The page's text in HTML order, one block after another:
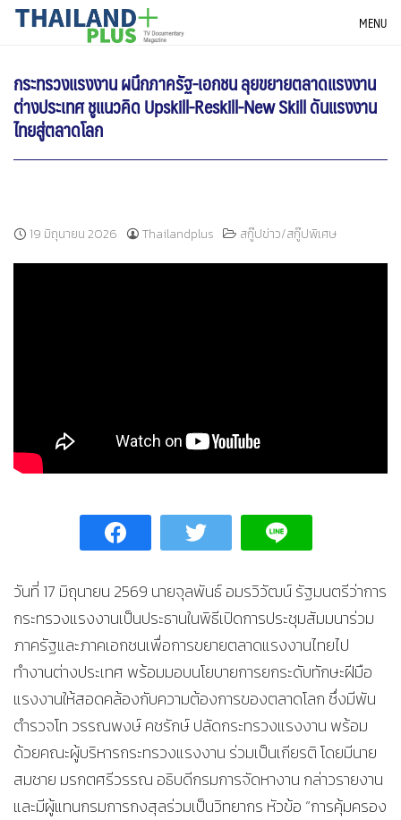
SkipTHAILANDPLUS NEWS MENU
กระทรวงแรงงาน ผนึกภาครัฐ-เอกชน ลุยขยายตลาดแรงงาน
ต่างประเทศ ชูแนวคิด Upskill-Reskill-New Skill ดันแรงงาน
ไทยสู่ตลาดโลก
19 มิถุนายน 2026 Thailandplus สกู๊ปข่าว/สกู๊ปพิเศษ
วันที่ 17 มิถุนายน 2569 นายจุลพันธ์ อมรวิวัฒน์ รัฐมนตรีว่าการ
กระทรวงแรงงานเป็นประธานในพิธีเปิดการประชุมสัมมนาร่วม
ภาครัฐและภาคเอกชนเพื่อการขยายตลาดแรงงานไทยไป
ทำงานต่างประเทศ พร้อมมอบนโยบายการยกระดับทักษะฝีมือ
แรงงานให้สอดคล้องกับความต้องการของตลาดโลก ซึ่งมีพัน
ตำรวจโท วรรณพงษ์ คชรักษ์ ปลัดกระทรวงแรงงาน พร้อม
ด้วยคณะผู้บริหารกระทรวงแรงงาน ร่วมเป็นเกียรติ โดยมีนาย
สมชาย มรกตศรีวรรณ อธิบดีกรมการจัดหางาน กล่าวรายงาน
และมีผู้แทนกรมการกงสุลร่วมเป็นวิทยากร หัวข้อ “การคุ้มครอง